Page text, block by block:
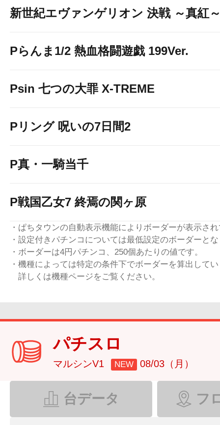
新世紀エヴァンゲリオン 決戦 ～真紅
Pらんま1/2 熱血格闘遊戯 199Ver.
Psin 七つの大罪 X-TREME
Pリング 呪いの7日間2
P真・一騎当千
P戦国乙女7 終焉の関ヶ原
・ぱちタウンの自動表示機能によりボーダーが表示さ
・設定付きパチンコについては最低設定のボーダーと
・ボーダーは4円パチンコ、250個あたりの値です。
・機種によっては特定の条件下でボーダーを算出して
詳しくは機種ページをご覧ください。
パチスロ
マルシンV1 NEW 08/03（月）
台データ フ